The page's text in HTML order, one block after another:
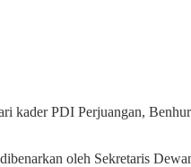
kader PDI Perjuangan,
oleh Sekretaris